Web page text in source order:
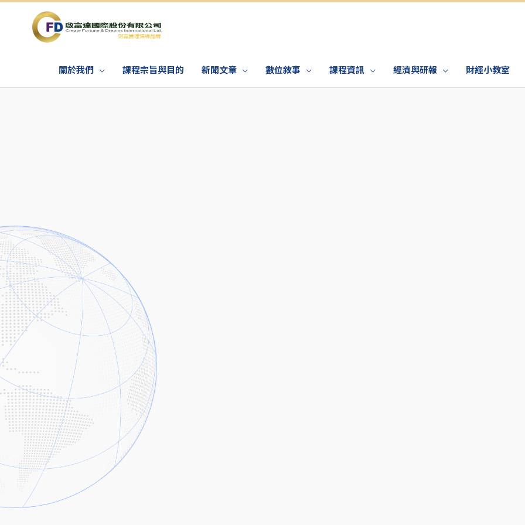
關於我們 課程宗旨與目的 新聞文章 數位敘事 課程資訊 經濟與研報 財經小教室